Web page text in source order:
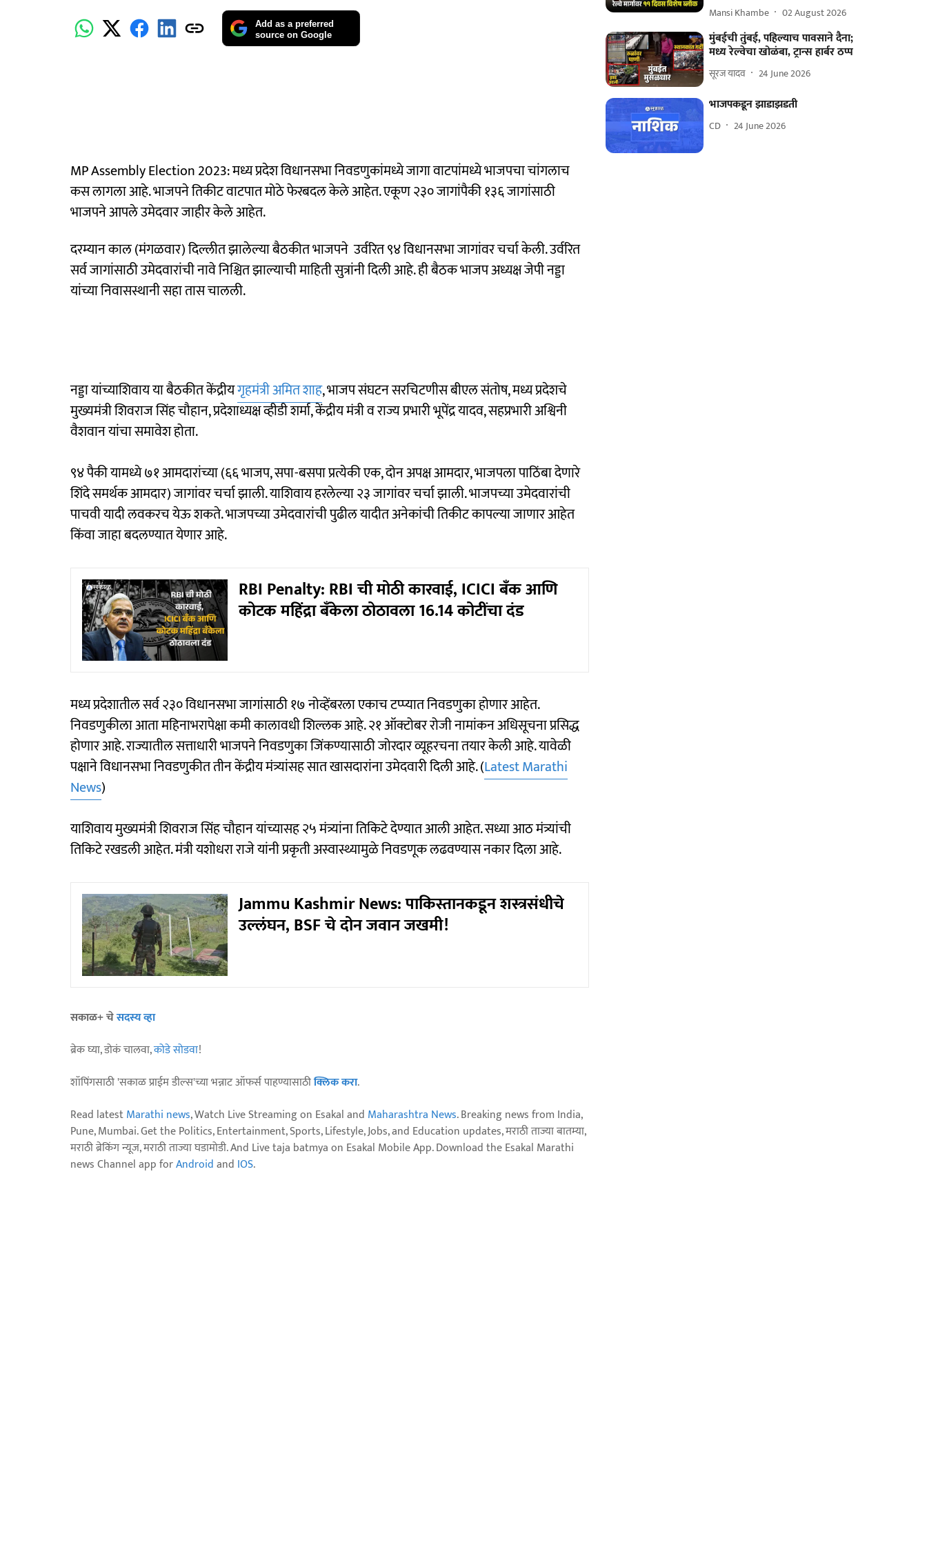
Add as a preferred
source on Google
MP Assembly Election 2023: मध्य प्रदेश विधानसभा निवडणुकांमध्ये जागा वाटपांमध्ये भाजपचा चांगलाच
कस लागला आहे. भाजपने तिकीट वाटपात मोठे फेरबदल केले आहेत. एकूण २३० जागांपैकी १३६ जागांसाठी
भाजपने आपले उमेदवार जाहीर केले आहेत.
दरम्यान काल (मंगळवार) दिल्लीत झालेल्या बैठकीत भाजपने उर्वरित ९४ विधानसभा जागांवर चर्चा केली. उर्वरित
सर्व जागांसाठी उमेदवारांची नावे निश्चित झाल्याची माहिती सुत्रांनी दिली आहे. ही बैठक भाजप अध्यक्ष जेपी नड्डा
यांच्या निवासस्थानी सहा तास चालली.
नड्डा यांच्याशिवाय या बैठकीत केंद्रीयगृहमंत्री अमित शाह, भाजप संघटन सरचिटणीस बीएल संतोष, मध्य प्रदेशचे
मुख्यमंत्री शिवराज सिंह चौहान, प्रदेशाध्यक्ष व्हीडी शर्मा, केंद्रीय मंत्री व राज्य प्रभारी भूपेंद्र यादव, सहप्रभारी अश्विनी
वैशवान यांचा समावेश होता.
९४ पैकी यामध्ये ७१ आमदारांच्या (६६ भाजप, सपा-बसपा प्रत्येकी एक, दोन अपक्ष आमदार, भाजपला पाठिंबा देणारे
शिंदे समर्थक आमदार) जागांवर चर्चा झाली. याशिवाय हरलेल्या २३ जागांवर चर्चा झाली. भाजपच्या उमेदवारांची
पाचवी यादी लवकरच येऊ शकते. भाजपच्या उमेदवारांची पुढील यादीत अनेकांची तिकीट कापल्या जाणार आहेत
किंवा जाहा बदलण्यात येणार आहे.
RBI Penalty: RBI ची मोठी कारवाई, ICICI बँक आणि
कोटक महिंद्रा बँकेला ठोठावला 16.14 कोटींचा दंड
मध्य प्रदेशातील सर्व २३० विधानसभा जागांसाठी १७ नोव्हेंबरला एकाच टप्प्यात निवडणुका होणार आहेत.
निवडणुकीला आता महिनाभरापेक्षा कमी कालावधी शिल्लक आहे. २१ ऑक्टोबर रोजी नामांकन अधिसूचना प्रसिद्ध
होणार आहे. राज्यातील सत्ताधारी भाजपने निवडणुका जिंकण्यासाठी जोरदार व्यूहरचना तयार केली आहे. यावेळी
पक्षाने विधानसभा निवडणुकीत तीन केंद्रीय मंत्र्यांसह सात खासदारांना उमेदवारी दिली आहे. (Latest Marathi
News)
याशिवाय मुख्यमंत्री शिवराज सिंह चौहान यांच्यासह २५ मंत्र्यांना तिकिटे देण्यात आली आहेत. सध्या आठ मंत्र्यांची
तिकिटे रखडली आहेत. मंत्री यशोधरा राजे यांनी प्रकृती अस्वास्थ्यामुळे निवडणूक लढवण्यास नकार दिला आहे.
Jammu Kashmir News: पाकिस्तानकडून शस्त्रसंधीचे
उल्लंघन, BSF चे दोन जवान जखमी!
सकाळ+ चेसदस्य व्हा
ब्रेक घ्या, डोकं चालवा,कोडे सोडवा!
शॉपिंगसाठी 'सकाळ प्राईम डील्स'च्या भन्नाट ऑफर्स पाहण्यासाठीक्लिक करा.
Read latestMarathi news, Watch Live Streaming on Esakal and Maharashtra News. Breaking news from India,
Pune, Mumbai. Get the Politics, Entertainment, Sports, Lifestyle, Jobs, and Education updates, मराठी ताज्या बातम्या,
मराठी ब्रेकिंग न्यूज, मराठी ताज्या घडामोडी. And Live taja batmya on Esakal Mobile App. Download the Esakal Marathi
news Channel app forAndroidand IOS.
Mansi Khambe 02 August 2026
मुंबईची तुंबई, पहिल्याच पावसाने दैना;
मध्य रेल्वेचा खोळंबा, ट्रान्स हार्बर ठप्प
सूरज यादव 24 June 2026
भाजपकडून झाडाझडती
CD 24 June 2026